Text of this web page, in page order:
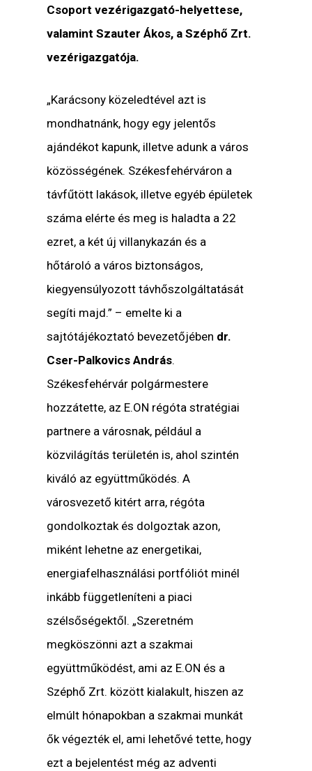
Csoport vezérigazgató-helyettese,
valamint Szauter Ákos, a Széphő Zrt.
vezérigazgatója.
„Karácsony közeledtével azt is
mondhatnánk, hogy egy jelentős
ajándékot kapunk, illetve adunk a város
közösségének. Székesfehérváron a
távfűtött lakások, illetve egyéb épületek
száma elérte és meg is haladta a 22
ezret, a két új villanykazán és a
hőtároló a város biztonságos,
kiegyensúlyozott távhőszolgáltatását
segíti majd.” – emelte ki a
sajtótájékoztató bevezetőjében dr.
Cser-Palkovics András.
Székesfehérvár polgármestere
hozzátette, az E.ON régóta stratégiai
partnere a városnak, például a
közvilágítás területén is, ahol szintén
kiváló az együttműködés. A
városvezető kitért arra, régóta
gondolkoztak és dolgoztak azon,
miként lehetne az energetikai,
energiafelhasználási portfóliót minél
inkább függetleníteni a piaci
szélsőségektől. „Szeretném
megköszönni azt a szakmai
együttműködést, ami az E.ON és a
Széphő Zrt. között kialakult, hiszen az
elmúlt hónapokban a szakmai munkát
ők végezték el, ami lehetővé tette, hogy
ezt a bejelentést még az adventi